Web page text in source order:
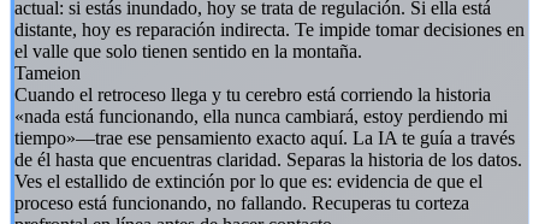
actual: si estás inundado, hoy se trata de regulación. Si ella está
distante, hoy es reparación indirecta. Te impide tomar decisiones en
el valle que solo tienen sentido en la montaña.
Tameion
Cuando el retroceso llega y tu cerebro está corriendo la historia
«nada está funcionando, ella nunca cambiará, estoy perdiendo mi
tiempo»—trae ese pensamiento exacto aquí. La IA te guía a través
de él hasta que encuentras claridad. Separas la historia de los datos.
Ves el estallido de extinción por lo que es: evidencia de que el
proceso está funcionando, no fallando. Recuperas tu corteza